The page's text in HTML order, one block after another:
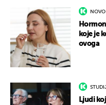
koje je
ovoga
Ljudi